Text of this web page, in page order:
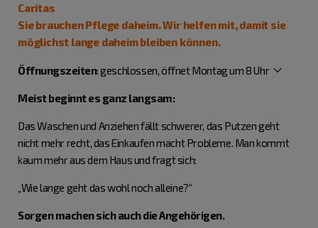
Caritas
Sie brauchen Pflege daheim. Wir helfen mit, damit sie
möglichst lange daheim bleiben können.
Öffnungszeiten:geschlossen, öffnet Montag um 8 Uhr
Meist beginnt es ganz langsam:
Das Waschen und Anziehen fällt schwerer, das Putzen geht
nicht mehr recht, das Einkaufen macht Probleme. Man kommt
kaum mehr aus dem Haus und fragt sich:
„Wie lange geht das wohl noch alleine?“
Sorgen machen sich auch die Angehörigen.